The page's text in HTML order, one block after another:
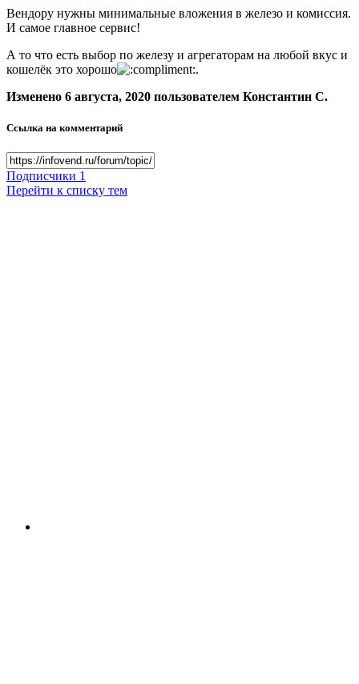
Вендору нужны минимальные вложения в железо и комиссия.
И самое главное сервис!
А то что есть выбор по железу и агрегаторам на любой вкус и
кошелёк это хорошо
.
Изменено 6 августа, 2020 пользователем Константин С.
Ссылка на комментарий
Подписчики 1
Перейти к списку тем